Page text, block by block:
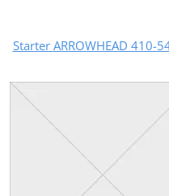
Starter ARROWHEAD 410-